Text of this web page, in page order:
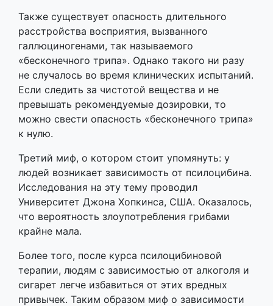
Также существует опасность длительного
расстройства восприятия, вызванного
галлюциногенами, так называемого
«бесконечного трипа». Однако такого ни разу
не случалось во время клинических испытаний.
Если следить за чистотой вещества и не
превышать рекомендуемые дозировки, то
можно свести опасность «бесконечного трипа»
к нулю.
Третий миф, о котором стоит упомянуть: у
людей возникает зависимость от псилоцибина.
Исследования на эту тему проводил
Университет Джона Хопкинса, США. Оказалось,
что вероятность злоупотребления грибами
крайне мала.
Более того, после курса псилоцибиновой
терапии, людям с зависимостью от алкоголя и
сигарет легче избавиться от этих вредных
привычек. Таким образом миф о зависимости